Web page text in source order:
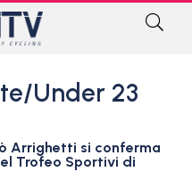
Under 23
Arrighetti si conferma
Trofeo Sportivi di